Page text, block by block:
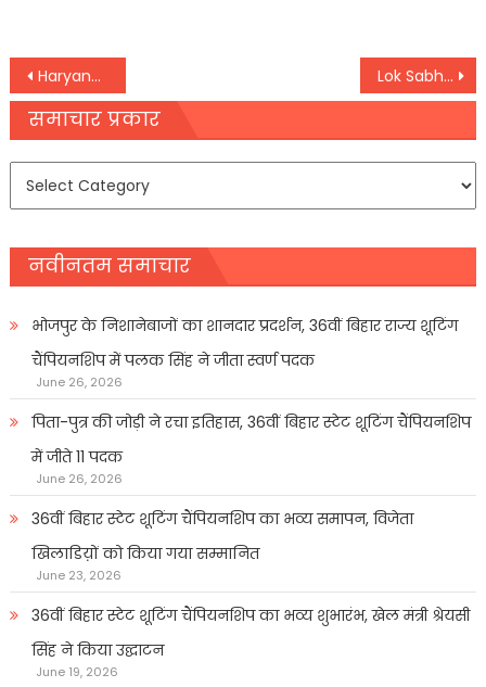
Post
navigation
Haryana: ‘हमने फ्लोर टेस्ट जीता है फिर जीतेंगे’, हरियाणा में सियासी संग्राम के बीच बोले CM नायब सैनी Lok Sabha Election: भाजपा उम्मीदवार रवि किशन ने गोरखपुर लोकसभा सीट से किया नामांकन
समाचार प्रकार
समाचार
नवीनतम समाचार
भोजपुर के निशानेबाजों का शानदार प्रदर्शन, 36वीं बिहार राज्य शूटिंग
चैंपियनशिप में पलक सिंह ने जीता स्वर्ण पदक
June 26, 2026
पिता-पुत्र की जोड़ी ने रचा इतिहास, 36वीं बिहार स्टेट शूटिंग चैंपियनशिप
में जीते 11 पदक
June 26, 2026
36वीं बिहार स्टेट शूटिंग चैंपियनशिप का भव्य समापन, विजेता
खिलाडिय़ों को किया गया सम्मानित
June 23, 2026
36वीं बिहार स्टेट शूटिंग चैंपियनशिप का भव्य शुभारंभ, खेल मंत्री श्रेयसी
सिंह ने किया उद्घाटन
June 19, 2026